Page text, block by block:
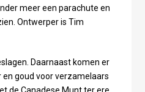
meer een parachute en
Ontwerper is Tim
Daarnaast komen er
en goud voor verzamelaars